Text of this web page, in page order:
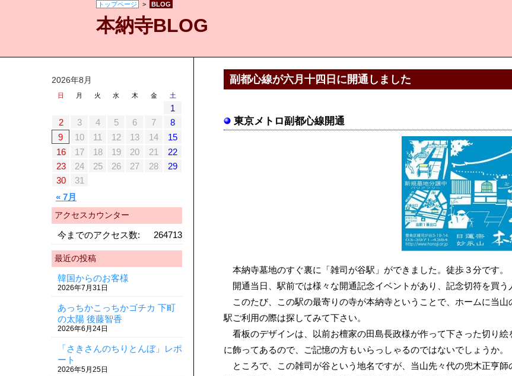
本納寺BLOG
トップページ > BLOG
2026年8月
日 月 火 水 木 金 土
« 7月
1
2
3 4 5 6 7
8
9
10 11 12 13 14
15
16
17 18 19 20 21
22
23
24 25 26 27 28
29
30
31
アクセスカウンター
264713
今までのアクセス数:
最近の投稿
韓国からのお客様
2026年7月31日
あっちかこっちかゴチカ 下町
の太陽 後藤智香
2026年6月24日
「さきさんのちりとんぼ」レポ
ート
2026年5月25日
副都心線が六月十四日に開通しました
東京メトロ副都心線開通
本納寺墓地のすぐ裏に「雑司が谷駅」ができました。徒歩３分です。
開通当日、駅前では様々な開通記念イベントがあり、記念切符を買う
このたび、この駅の最寄りの寺が本納寺ということで、ホームに当山
駅ご利用の際は探してみて下さい。
看板のデザインは、以前お檀家の田島長政様が作って下さった切り
に飾ってあるので、ご記憶の方もいらっしゃるのではないでしょうか。
ところで、この雑司が谷という地名ですが、当山先々代の兜木正亨